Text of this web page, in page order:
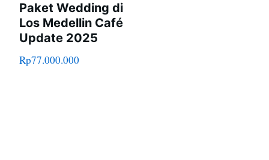
Paket Wedding di
Los Medellin Café
Update 2025
Rp77.000.000